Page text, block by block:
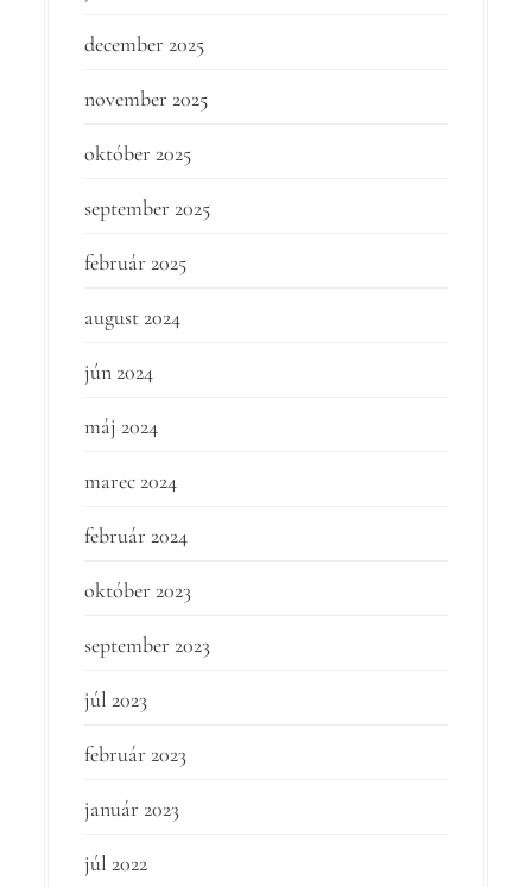
december 2025
november 2025
október 2025
september 2025
február 2025
august 2024
jún 2024
máj 2024
marec 2024
február 2024
október 2023
september 2023
júl 2023
február 2023
január 2023
júl 2022